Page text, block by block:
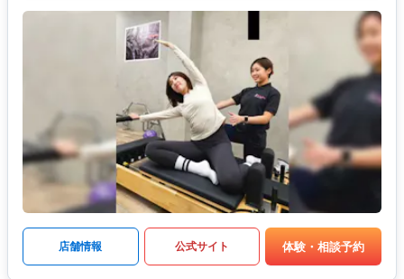
店舗情報 公式サイト 体験・相談予約